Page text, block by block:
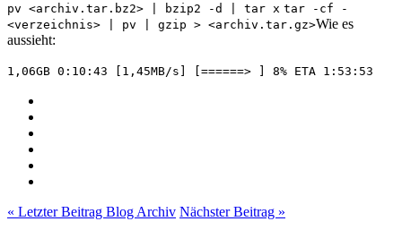
pv <archiv.tar.bz2> | bzip2 -d | tar x tar -cf -
<verzeichnis> | pv | gzip > <archiv.tar.gz>Wie es
aussieht:
1,06GB 0:10:43 [1,45MB/s] [======> ] 8% ETA 1:53:53
« Letzter Beitrag Blog Archiv Nächster Beitrag »